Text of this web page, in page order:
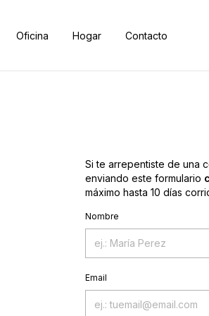
Oficina Hogar Contacto
Si te arrepentiste de una
enviando este formulario
máximo hasta 10 días
Nombre
Email